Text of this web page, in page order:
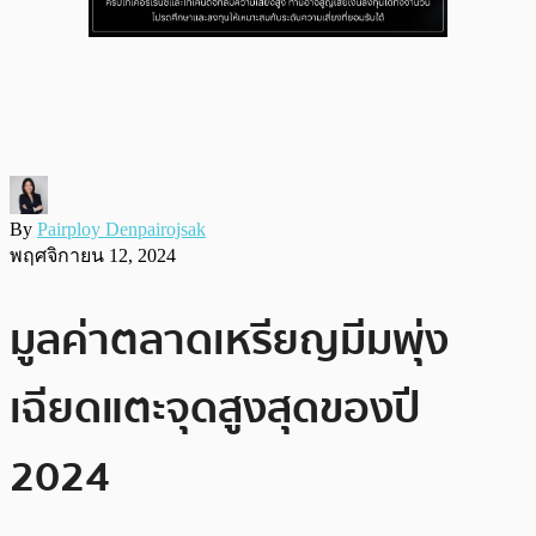
By Pairploy Denpairojsak
พฤศจิกายน 12, 2024
มูลค่าตลาดเหรียญมีมพุ่ง
เฉียดแตะจุดสูงสุดของปี
2024